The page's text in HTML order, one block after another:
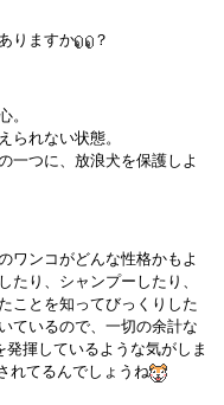
りますか ？
。
られない状態。
一つに、放浪犬を保護しよ
ワンコがどんな性格かもよ
たり、シャンプーしたり、
ことを知ってびっくりした
ているので、一切の余計な
揮しているような気がしま
れてるんでしょうね
報